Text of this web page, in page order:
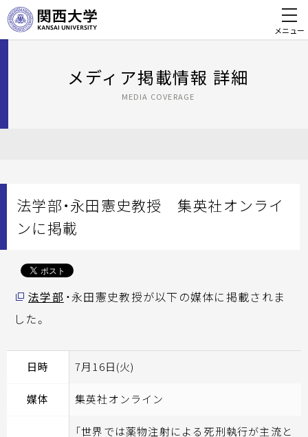
メニュー
メディア掲載情報 詳細
MEDIA COVERAGE
法学部・永田憲史教授 集英社オンライ
ンに掲載
法学部 ・永田憲史教授が以下の媒体に掲載されま
した。
日時 7月16日(火)
媒体 集英社オンライン
「世界では薬物注射による死刑執行が主流と